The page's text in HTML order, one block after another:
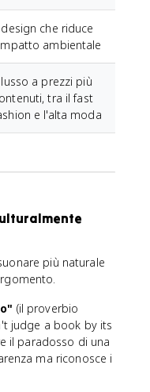
che riduce
ambientale
a prezzi più
tra il fast
e l'alta moda
più naturale
(il proverbio
judge a book by its
il paradosso di una
ma riconosce i